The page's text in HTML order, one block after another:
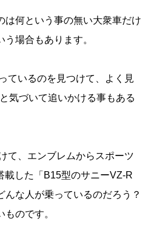
は何という事の無い大衆車だけ
場合もあります。
ているのを見つけて、よく見
気づいて追いかける事もある
て、エンブレムからスポーツ
載した「B15型のサニーVZ-R
んな人が乗っているのだろう？
のです。